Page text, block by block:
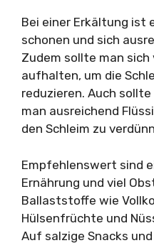
Bei einer Erkältung ist
schonen und sich
Zudem sollte man
aufhalten, um die
reduzieren. Auch
man ausreichend
den Schleim zu
Empfehlenswert sind
Ernährung und viel
Ballaststoffe wie
Hülsenfrüchte und
Auf salzige Snacks